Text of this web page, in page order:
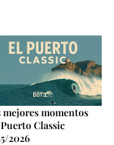
mejores momentos
Classic
2026